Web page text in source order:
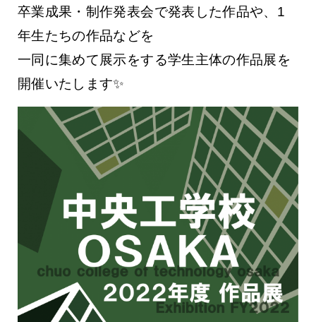
卒業成果・制作発表会で発表した作品や、1
年生たちの作品などを
一同に集めて展示をする学生主体の作品展を
開催いたします✨